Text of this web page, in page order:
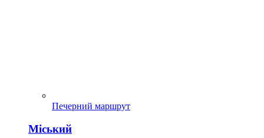
Печерний маршрут
Міський